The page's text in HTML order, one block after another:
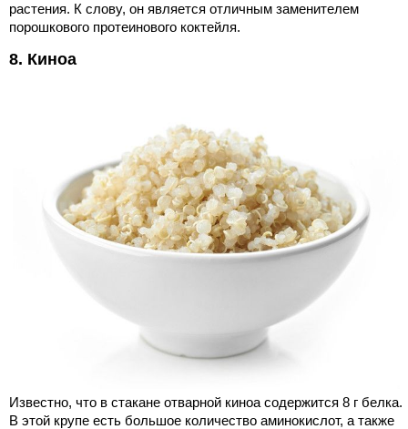
растения. К слову, он является отличным заменителем
порошкового протеинового коктейля.
8. Киноа
Известно, что в стакане отварной киноа содержится 8 г белка.
В этой крупе есть большое количество аминокислот, а также